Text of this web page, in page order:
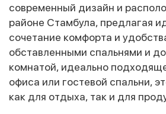
современный дизайн и
районе Стамбула, предлагая
сочетание комфорта и
обставленными спальнями и
комнатой, идеально
офиса или гостевой спальни,
как для отдыха, так и для